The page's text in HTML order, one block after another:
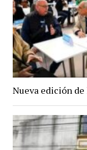
Nueva edición de